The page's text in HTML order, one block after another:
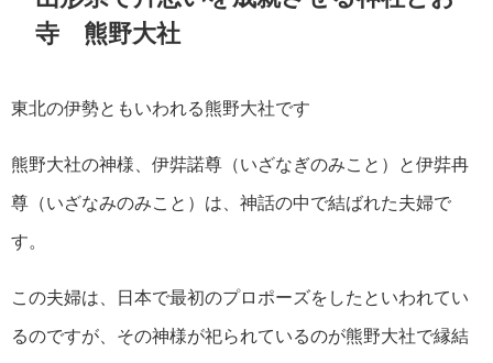
寺 熊野大社
東北の伊勢ともいわれる熊野大社です
熊野大社の神様、伊弉諾尊（いざなぎのみこと）と伊弉冉
尊（いざなみのみこと）は、神話の中で結ばれた夫婦で
す。
この夫婦は、日本で最初のプロポーズをしたといわれてい
るのですが、その神様が祀られているのが熊野大社で縁結